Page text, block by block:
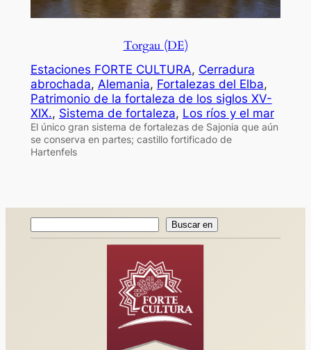
Torgau (DE)
Estaciones FORTE CULTURA, Cerradura
abrochada, Alemania, Fortalezas del Elba
Patrimonio de la fortaleza de los siglos XV-
XIX., Sistema de fortaleza, Los ríos y el mar
El único gran sistema de fortalezas de Sajonia que aún
se conserva en partes; castillo fortificado de
Hartenfels
Buscar en